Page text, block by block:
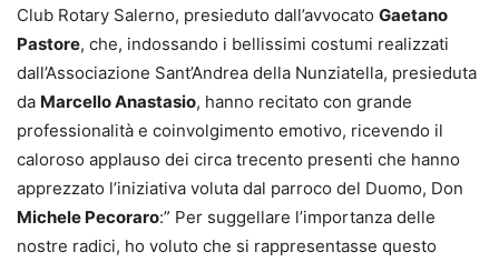
Club Rotary Salerno, presieduto dall’avvocato Gaetano
Pastore, che, indossando i bellissimi costumi realizzati
dall’Associazione Sant’Andrea della Nunziatella, presieduta
da Marcello Anastasio, hanno recitato con grande
professionalità e coinvolgimento emotivo, ricevendo il
caloroso applauso dei circa trecento presenti che hanno
apprezzato l’iniziativa voluta dal parroco del Duomo, Don
Michele Pecoraro:” Per suggellare l’importanza delle
nostre radici, ho voluto che si rappresentasse questo